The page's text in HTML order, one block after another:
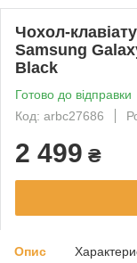
Чохол-
Samsung
Black
Готово до відправки
Код: arbc27686
2 499 ₴
Опис